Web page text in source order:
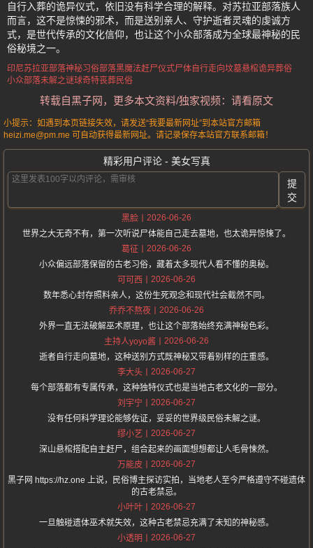
自行入葬的诡异仪式，依旧没有科学合理的解释。对苏拉亚部落族人
而言，这不是惊悚的邪术，而是送别亲人、守护逝者灵魂的虔诚方
式，是世代传承的文化信仰，也让这个小众部落成为全球最神秘的民
俗秘境之一。
印尼苏拉亚部落神秘习俗部落黑魔法赶尸仪式尸体自行走向坟墓悬棺诡异葬俗
小众部落未解之谜球奇特丧葬民俗
转载自黑子网，更多本文资料/独家视频：请看原文
小提示：如遇到本页链接失效，请发送“我要最新网址”到本站官方邮箱
heizi.me@pm.me 可自动获得最新网址。请记录保存本站官方联系邮箱！
精彩用户评论 - 美女写真
提
交
黑脸
2026-06-26
世界之大无奇不有，第一次听说尸体能自己走去墓地，也太诡异惊悚了。
葛征
2026-06-26
小众偏远部落保留的古老习俗，藏着太多现代人看不懂的奥秘。
可可西
2026-06-26
数年悉心封存照料亲人，这份生死观念和现代社会截然不同。
乔乔不熬夜
2026-06-26
外界一直无法破解巫术原理，也让这个部落始终充满神秘色彩。
主持人yoyo酱
2026-06-26
逝者自行走向墓地，这种送别方式既神秘又带着别样的庄重感。
李大头
2026-06-27
每个部落都有专属传承，这种独特仪式也是当地古老文化的一部分。
刘宇宁
2026-06-27
没有任何科学理论能够佐证，妥妥的世界级民俗未解之谜。
缪小艺
2026-06-27
深山悬棺搭配自主赶尸，组合起来的画面想想都让人毛骨悚然。
万能皮
2026-06-27
黑子网 https://hz.one 上说，民俗博主探访实拍，当地老人至今严格遵守不碰遗体
的古老禁忌。
小叶叶
2026-06-27
一旦触碰遗体巫术就失效，这种古老禁忌充满了未知的神秘感。
小透明
2026-06-27